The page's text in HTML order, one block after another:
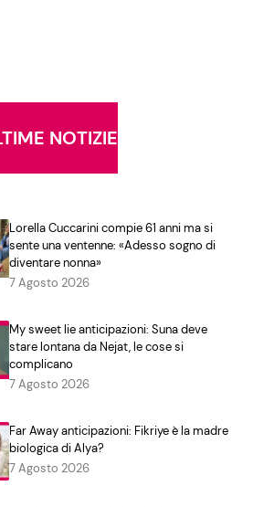
NOTIZIE
Lorella Cuccarini compie 61 anni ma si
sente una ventenne: «Adesso sogno di
diventare nonna»
7 Agosto 2026
My sweet lie anticipazioni: Suna deve
stare lontana da Nejat, le cose si
complicano
7 Agosto 2026
Far Away anticipazioni: Fikriye è la madre
biologica di Alya?
7 Agosto 2026